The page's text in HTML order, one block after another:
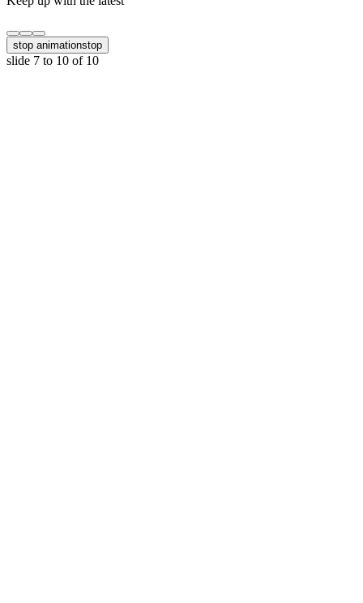
stop animationstop
slide 7 to 10 of 10